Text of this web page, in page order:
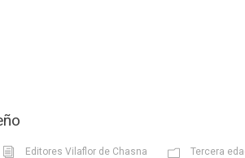
Editores Vilaflor de Chasna Tercera